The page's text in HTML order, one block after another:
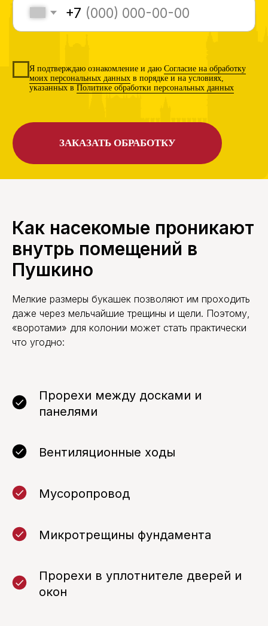
Как насекомые проникают
внутрь помещений в
Пушкино
Мелкие размеры букашек позволяют им проходить
даже через мельчайшие трещины и щели. Поэтому,
«воротами» для колонии может стать практически
что угодно:
Прорехи между досками и
панелями
Вентиляционные ходы
Мусоропровод
Микротрещины фундамента
Прорехи в уплотнителе дверей и
окон